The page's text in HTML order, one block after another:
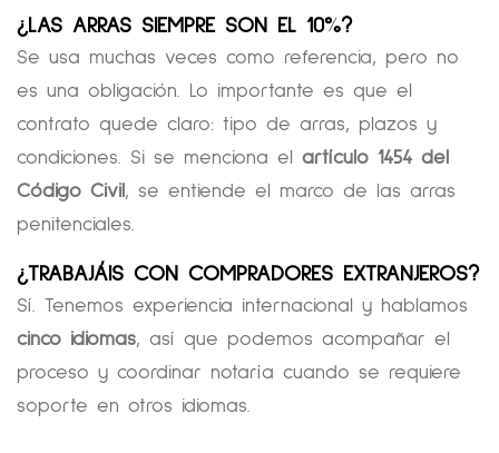
¿LAS ARRAS SIEMPRE SON EL 10%?
Se usa muchas veces como referencia, pero no
es una obligación. Lo importante es que el
contrato quede claro: tipo de arras, plazos y
condiciones. Si se menciona el artículo 1454 del
Código Civil , se entiende el marco de las arras
penitenciales.
¿TRABAJÁIS CON COMPRADORES EXTRANJEROS?
Sí. Tenemos experiencia internacional y hablamos
cinco idiomas, así que podemos acompañar el
proceso y coordinar notaría cuando se requiere
soporte en otros idiomas.